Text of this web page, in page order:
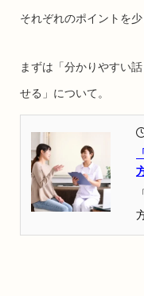
それぞれのポイントを少
まずは「分かりやすい
せる」について。